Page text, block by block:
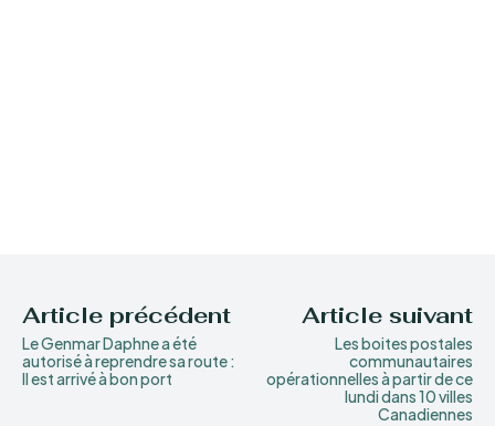
Article précédent
Le Genmar Daphne a été
autorisé à reprendre sa route :
Il est arrivé à bon port
Article suivant
Les boites postales
communautaires
opérationnelles à partir de ce
lundi dans 10 villes
Canadiennes